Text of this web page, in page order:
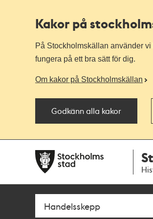
Kakor på
På Stockholmskällan använder
fungera på ett bra sätt för dig.
Om kakor på Stockholmskällan
Godkänn alla kakor
navigationen
huvudinnehållet
Sök